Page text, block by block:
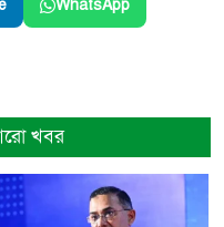
WhatsApp
খবর